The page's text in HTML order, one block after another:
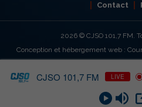
Contact
2026 © CJSO 101,7 FM.
Conception et hébergement web :
CJSO 101,7 FM LIVE